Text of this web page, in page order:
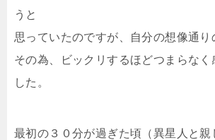
うと
思っていたのですが、自分の想像通り
その為、ビックリするほどつまらなく
した。
最初の３０分が過ぎた頃（異星人と親